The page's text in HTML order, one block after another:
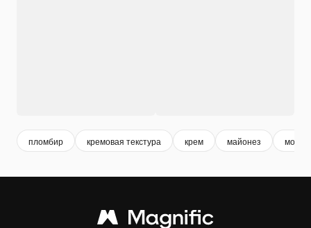
пломбир кремовая текстура крем майонез